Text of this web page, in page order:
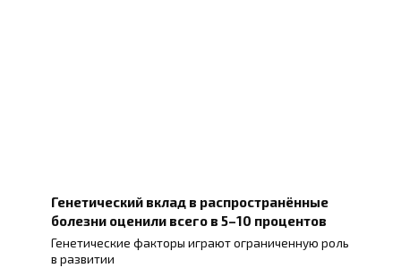
Генетический вклад в распространённые
болезни оценили всего в 5–10 процентов
Генетические факторы играют ограниченную роль
в развитии